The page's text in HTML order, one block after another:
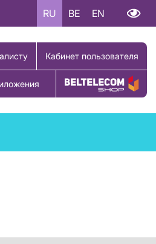
RU BE EN
Кабинет пользователя
Купить товар